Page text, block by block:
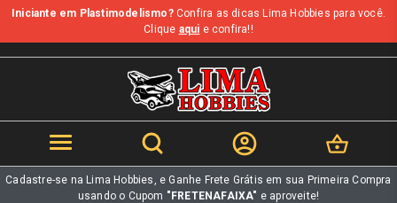
b
Iniciante em Plastimodelismo?Confira as dicas Lima Hobbies para você.
Clique aqui e confira!!
Cadastre-se na Lima Hobbies, e Ganhe Frete Grátis em sua Primeira Compra
usando o Cupom "FRETENAFAIXA" e aproveite!